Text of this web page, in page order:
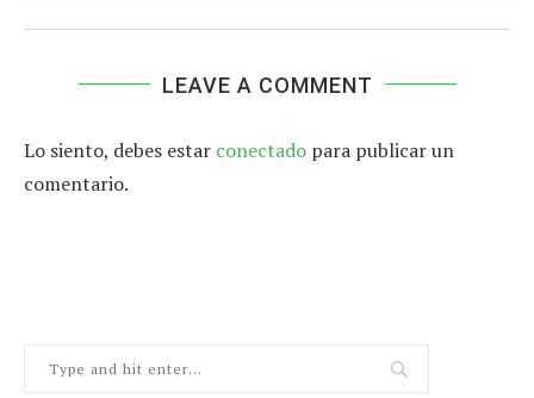
LEAVE A COMMENT
Lo siento, debes estar conectado para publicar un
comentario.